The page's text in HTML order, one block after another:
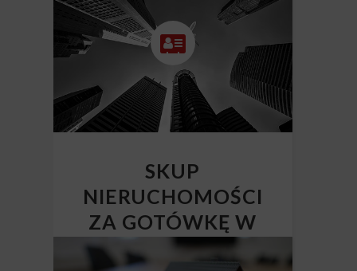
SKUP
NIERUCHOMOŚCI
ZA GOTÓWKĘ W
CAŁEJ POLSCE